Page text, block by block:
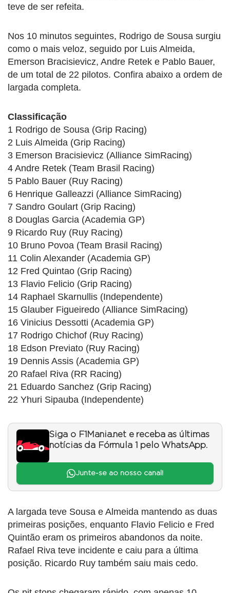
teve de ser refeita.
Nos 10 minutos seguintes, Rodrigo de Sousa surgiu
como o mais veloz, seguido por Luis Almeida,
Emerson Bracisievicz, Andre Retek e Pablo Bauer,
de um total de 22 pilotos. Confira abaixo a ordem de
largada completa.
Classificação
1 Rodrigo de Sousa (Grip Racing)
2 Luis Almeida (Grip Racing)
3 Emerson Bracisievicz (Alliance SimRacing)
4 Andre Retek (Team Brasil Racing)
5 Pablo Bauer (Ruy Racing)
6 Henrique Galleazzi (Alliance SimRacing)
7 Sandro Goulart (Grip Racing)
8 Douglas Garcia (Academia GP)
9 Ricardo Ruy (Ruy Racing)
10 Bruno Povoa (Team Brasil Racing)
11 Colin Alexander (Academia GP)
12 Fred Quintao (Grip Racing)
13 Flavio Felicio (Grip Racing)
14 Raphael Skarnullis (Independente)
15 Glauber Figueiredo (Alliance SimRacing)
16 Vinicius Dessotti (Academia GP)
17 Rodrigo Chichof (Ruy Racing)
18 Edson Previato (Ruy Racing)
19 Dennis Assis (Academia GP)
20 Rafael Riva (RR Racing)
21 Eduardo Sanchez (Grip Racing)
22 Yhuri Sipauba (Independente)
Siga o F1Mania.net e receba as últimas
notícias da Fórmula 1 pelo WhatsApp.
Junte-se ao nosso canal!
A largada teve Sousa e Almeida mantendo as duas
primeiras posições, enquanto Flavio Felicio e Fred
Quintão eram os primeiros abandonos da noite.
Rafael Riva teve incidente e caiu para a última
posição. Ricardo Ruy também saiu mais cedo.